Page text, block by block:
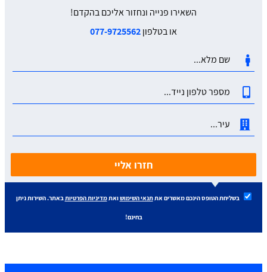
השאירו פנייה ונחזור אליכם בהקדם!
או בטלפון077-9725562
חזרו אליי
בשליחת הטופס הינכם מאשרים אתתנאי השימושואתמדיניות הפרטיות באתר. השירות ניתן
בחינם!